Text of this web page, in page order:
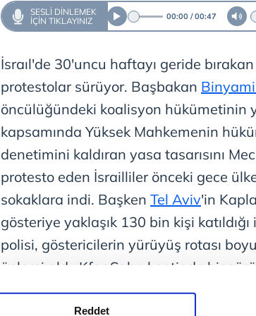
Reddet
SESLI DINLEMEK
IÇIN TIKLAYINIZ
00:00 00:47
İsraıl'de 30'uncu haftayı geride
protestolar sürüyor. Başbakan
öncülüğündeki koalisyon hükümetinin
kapsamında Yüksek Mahkemenin
denetimini kaldıran yasa tasarısını
protesto eden İsrailliler önceki gece
sokaklara indi. Başken Tel Aviv'in
gösteriye yaklaşık 130 bin kişi
polisi, göstericilerin yürüyüş rotası
önlemi aldı. Kfar Saba kentinde bir
göstericilerin üzerine aracını sürdü.
yaralandı, sürücü ise gözaltına alındı.